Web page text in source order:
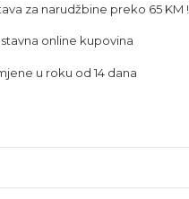
za narudžbine preko 65 KM !
online kupovina
u roku od 14 dana